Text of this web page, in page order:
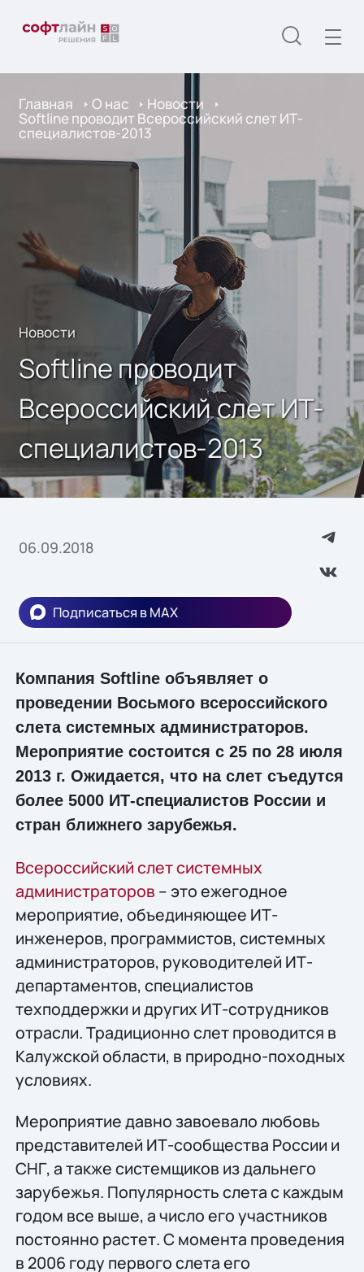
Главная О нас Новости
Softline проводит Всероссийский слет ИТ-
специалистов-2013
Новости
Softline проводит
Всероссийский слет ИТ-
специалистов-2013
06.09.2018
Подписаться в MAX
Компания Softline объявляет о
проведении Восьмого всероссийского
слета системных администраторов.
Мероприятие состоится c 25 по 28 июля
2013 г. Ожидается, что на слет съедутся
более 5000 ИТ-специалистов России и
стран ближнего зарубежья.
Всероссийский слет системных
администраторов – это ежегодное
мероприятие, объединяющее ИТ-
инженеров, программистов, системных
администраторов, руководителей ИТ-
департаментов, специалистов
техподдержки и других ИТ-сотрудников
отрасли. Традиционно слет проводится в
Калужской области, в природно-походных
условиях.
Мероприятие давно завоевало любовь
представителей ИТ-сообщества России и
СНГ, а также системщиков из дальнего
зарубежья. Популярность слета с каждым
годом все выше, а число его участников
постоянно растет. С момента проведения
в 2006 году первого слета его